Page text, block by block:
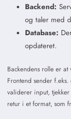
Backend:
og taler med
Database:
opdateret.
Backendens rolle er
Frontend sender f.eks.
validerer input,
retur i et format, som